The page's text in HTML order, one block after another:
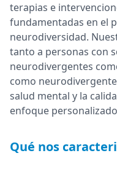
terapias e
fundamentadas en el
neurodiversidad.
tanto a personas con
neurodivergentes
como
salud mental y la
enfoque
Qué nos